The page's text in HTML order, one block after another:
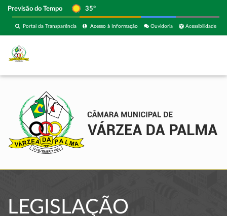
Previsão do Tempo 35º
Acessibilidade
Ouvidoria
Acesso à Informação
Portal da Transparência
LEGISLAÇÃO